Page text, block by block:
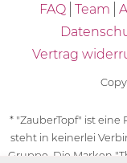
FAQ Team
Vertrag
* "ZauberTopf" ist
steht in keinerlei
Gruppe. Die Marken